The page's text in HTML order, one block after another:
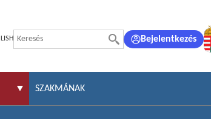
Bejelentkezés
SZAKMÁNAK